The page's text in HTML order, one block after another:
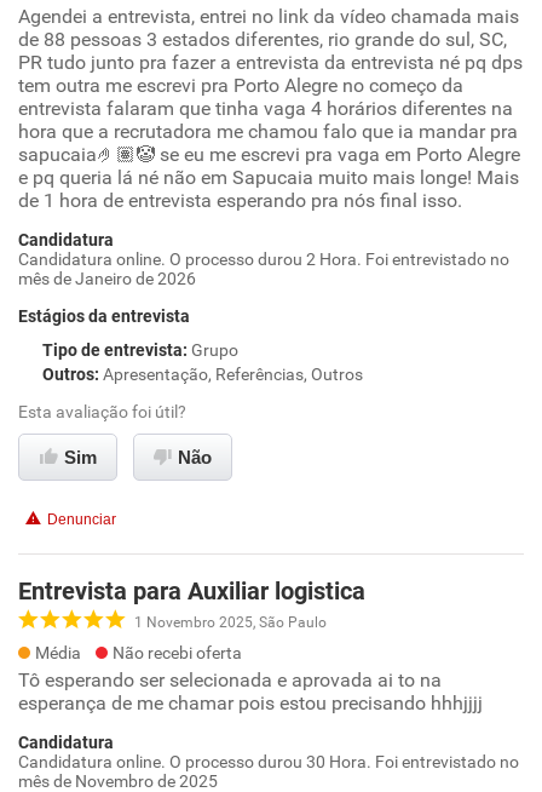
Agendei a entrevista, entrei no link da vídeo chamada mais
de 88 pessoas 3 estados diferentes, rio grande do sul, SC,
PR tudo junto pra fazer a entrevista da entrevista né pq dps
tem outra me escrevi pra Porto Alegre no começo da
entrevista falaram que tinha vaga 4 horários diferentes na
hora que a recrutadora me chamou falo que ia mandar pra
sapucaia🤌🏽🤡 se eu me escrevi pra vaga em Porto Alegre
e pq queria lá né não em Sapucaia muito mais longe! Mais
de 1 hora de entrevista esperando pra nós final isso.
Candidatura
Candidatura online. O processo durou 2 Hora. Foi entrevistado no
mês de Janeiro de 2026
Estágios da entrevista
Tipo de entrevista: Grupo
Outros: Apresentação, Referências, Outros
Esta avaliação foi útil?
Sim Não
Denunciar
Entrevista para Auxiliar logistica
1 Novembro 2025, São Paulo
Média Não recebi oferta
Tô esperando ser selecionada e aprovada ai to na
esperança de me chamar pois estou precisando hhhjjjj
Candidatura
Candidatura online. O processo durou 30 Hora. Foi entrevistado no
mês de Novembro de 2025